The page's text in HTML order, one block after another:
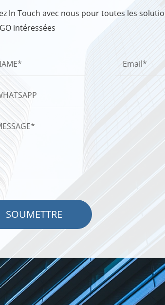
ln Touch avec nous pour toutes les
intéressées
SOUMETTRE